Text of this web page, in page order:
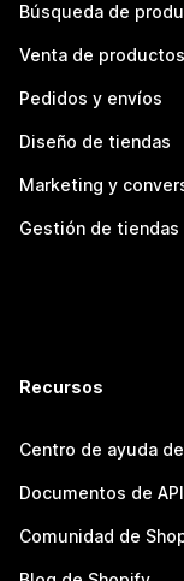
Búsqueda de
Venta de productos
Pedidos y envíos
Diseño de tiendas
Marketing y
Gestión de tiendas
Recursos
Centro de ayuda
Documentos de API
Comunidad de